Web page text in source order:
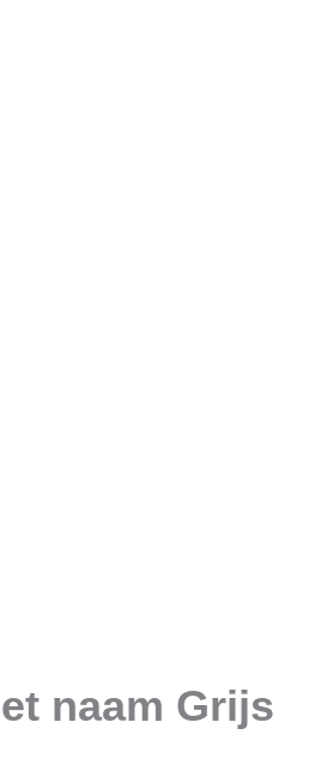
naam Grijs